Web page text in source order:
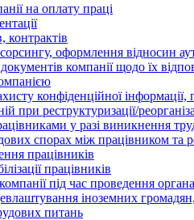
на оплату праці
контрактів
оформлення відносин
компанії щодо їх
конфіденційної
реструктуризації/
у разі виникнення
спорах між працівником та
працівників
працівників
під час проведення
іноземних
питань